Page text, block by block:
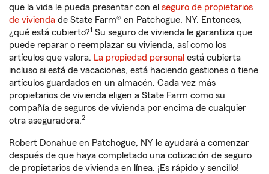
que la vida le pueda presentar con el seguro de propietarios
de vivienda de State Farm® en Patchogue, NY. Entonces,
¿qué está cubierto?1 Su seguro de vivienda le garantiza que
puede reparar o reemplazar su vivienda, así como los
artículos que valora. La propiedad personal está cubierta
incluso si está de vacaciones, está haciendo gestiones o tiene
artículos guardados en un almacén. Cada vez más
propietarios de vivienda eligen a State Farm como su
compañía de seguros de vivienda por encima de cualquier
otra aseguradora.2
Robert Donahue en Patchogue, NY le ayudará a comenzar
después de que haya completado una cotización de seguro
de propietarios de vivienda en línea. ¡Es rápido y sencillo!